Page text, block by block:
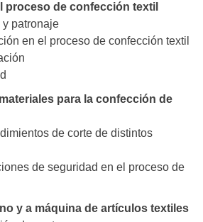
proceso de confección textil
patronaje
en el proceso de confección textil
para la confección de
de corte de distintos
de seguridad en el proceso de
y a máquina de artículos textiles